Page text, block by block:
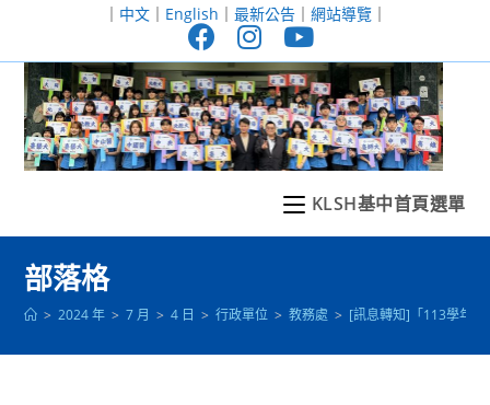
至
｜ 中文｜ English ｜ 最新公告｜ 網站導覽｜
KLSH基中首頁選單
部落格
> 2024 年 > 7 月 > 4 日 > 行政單位 > 教務處 > [訊息轉知]「113學年